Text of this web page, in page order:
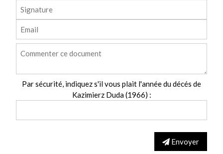
Par sécurité, indiquez s'il vous plait l'année du décés de
Kazimierz Duda (1966) :
Envoyer